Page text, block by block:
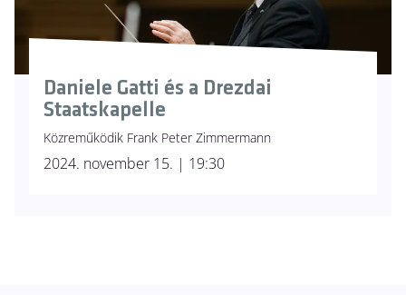
Daniele Gatti és a Drezdai
Staatskapelle
Közreműködik Frank Peter Zimmermann
2024. november 15. | 19:30